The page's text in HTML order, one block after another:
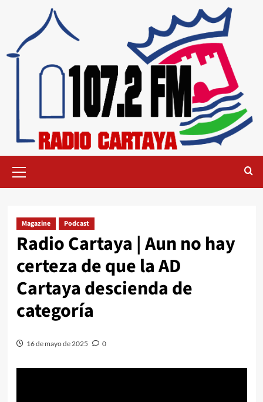
Magazine Podcast
Radio Cartaya | Aun no hay
certeza de que la AD
Cartaya descienda de
categoría
16 de mayo de 2025 0